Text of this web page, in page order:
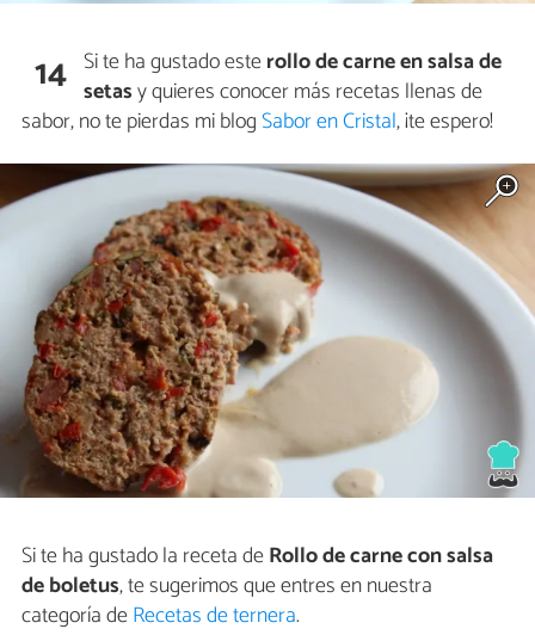
14 Si te ha gustado esterollo de carne en salsa de
setasy quieres conocer más recetas llenas de
sabor, no te pierdas mi blogSabor en Cristal, ¡te espero!
Si te ha gustado la receta deRollo de carne con salsa
de boletus, te sugerimos que entres en nuestra
categoría deRecetas de ternera.